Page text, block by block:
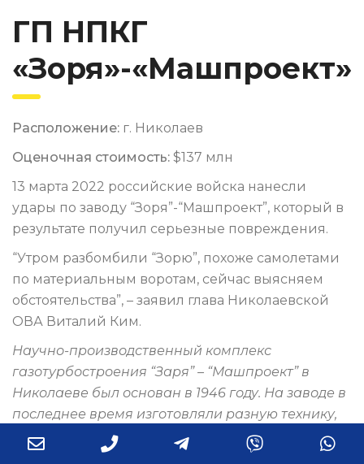
ГП НПКГ
«Зоря»-«Машпроект»
Расположение: г. Николаев
Оценочная стоимость: $137 млн
13 марта 2022 российские войска нанесли
удары по заводу “Зоря”-“Машпроект”, который в
результате получил серьезные повреждения.
“Утром разбомбили “Зорю”, похоже самолетами
по материальным воротам, сейчас выясняем
обстоятельства”, – заявил глава Николаевской
ОВА Виталий Ким.
Научно-производственный комплекс
газотурбостроения “Заря” – “Машпроект” в
Николаеве был основан в 1946 году. На заводе в
последнее время изготовляли разную технику,
предназначенную для кораблей разного
класса. С 2019 года было немало заказов для
Phone Telegram